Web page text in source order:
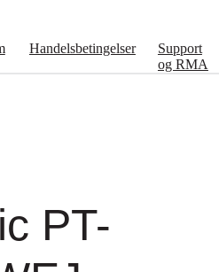
Handelsbetingelser
Support
og RMA
PT-